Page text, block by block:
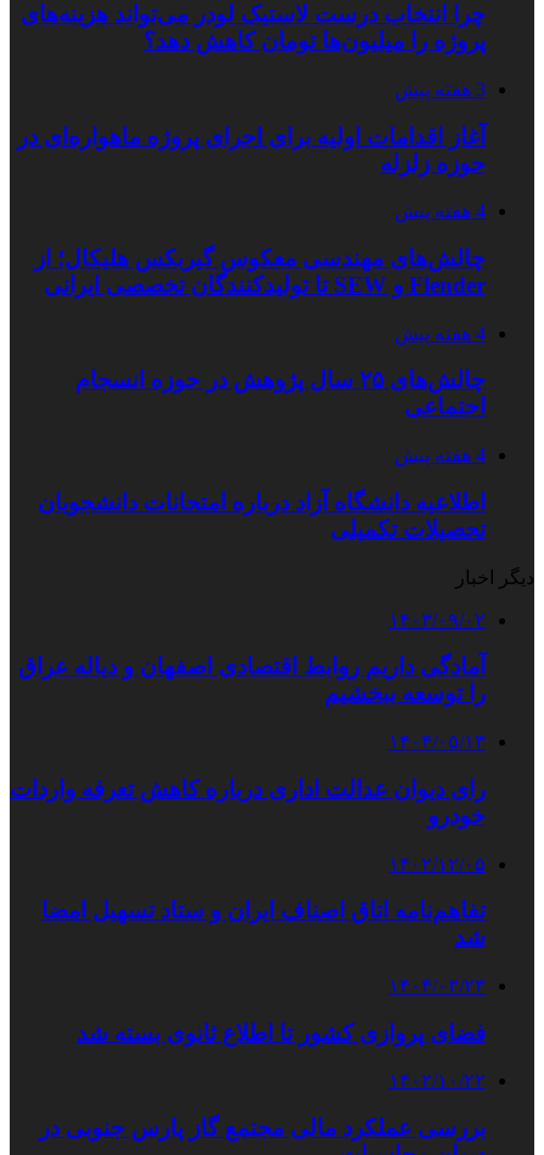
چرا انتخاب درست لاستیک لودر می‌تواند هزینه‌های
پروژه را میلیون‌ها تومان کاهش دهد؟
3 هفته پیش
آغاز اقدامات اولیه برای اجرای پروژه ماهواره‌ای در
حوزه زلزله
4 هفته پیش
چالش‌های مهندسی معکوس گیربکس هلیکال؛ از
Flender و SEW تا تولیدکنندگان تخصصی ایرانی
4 هفته پیش
چالش‌های ۲۵ سال پژوهش در حوزه انسجام
اجتماعی
4 هفته پیش
اطلاعیه دانشگاه آزاد درباره امتحانات دانشجویان
تحصیلات تکمیلی
دیگر اخبار
۱۴۰۳/۰۹/۰۲
آمادگی داریم روابط اقتصادی اصفهان و دیاله عراق
را توسعه ببخشیم
۱۴۰۴/۰۵/۱۳
رای دیوان عدالت اداری درباره کاهش تعرفه واردات
خودرو
۱۴۰۲/۱۲/۰۵
تفاهم‌نامه اتاق اصناف ایران و ستاد تسهیل امضا
شد
۱۴۰۴/۰۳/۲۳
فضای پروازی کشور تا اطلاع ثانوی بسته شد
۱۴۰۲/۱۰/۲۲
بررسی عملکرد مالی مجتمع گاز پارس جنوبی در